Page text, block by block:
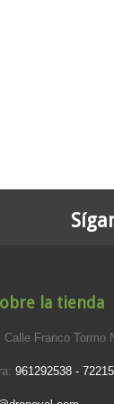
la tienda
Calle Franco Tormo
961292538 -